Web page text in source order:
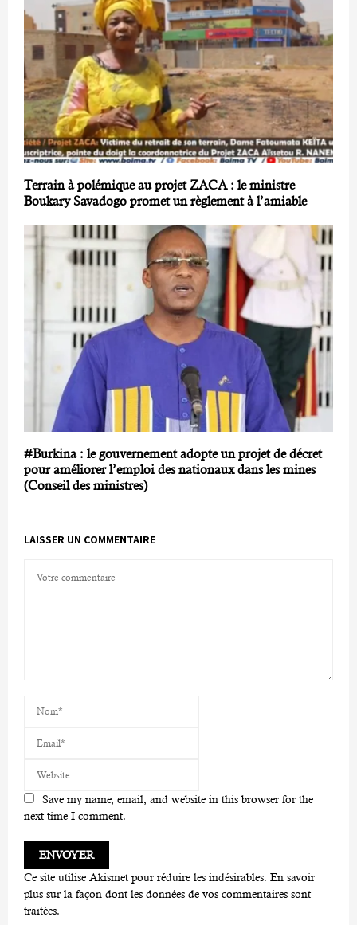
Terrain à polémique au projet ZACA : le ministre
Boukary Savadogo promet un règlement à l’amiable
#Burkina : le gouvernement adopte un projet de décret
pour améliorer l’emploi des nationaux dans les mines
(Conseil des ministres)
LAISSER UN COMMENTAIRE
Save my name, email, and website in this browser for the
next time I comment.
Ce site utilise Akismet pour réduire les indésirables. En savoir
plus sur la façon dont les données de vos commentaires sont
traitées.